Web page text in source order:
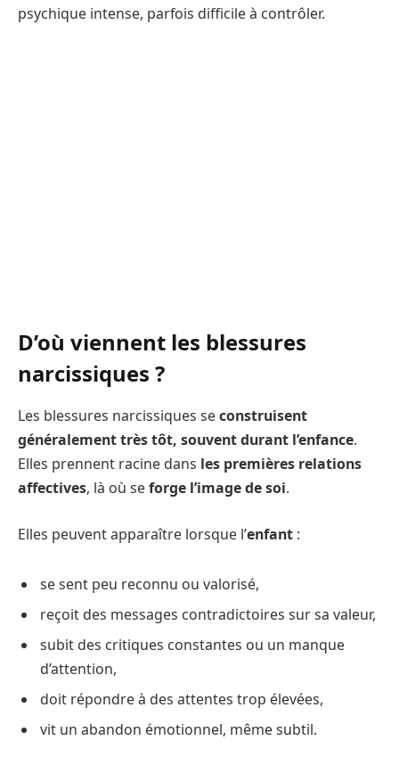
psychique intense, parfois difficile à contrôler.
D’où viennent les blessures
narcissiques ?
Les blessures narcissiques seconstruisent
généralement très tôt, souvent durant l’enfance.
Elles prennent racine dans les premières relations
affectives, là où seforge l’image de soi.
Elles peuvent apparaître lorsque l’enfant :
se sent peu reconnu ou valorisé,
reçoit des messages contradictoires sur sa valeur,
subit des critiques constantes ou un manque
d’attention,
doit répondre à des attentes trop élevées,
vit un abandon émotionnel, même subtil.